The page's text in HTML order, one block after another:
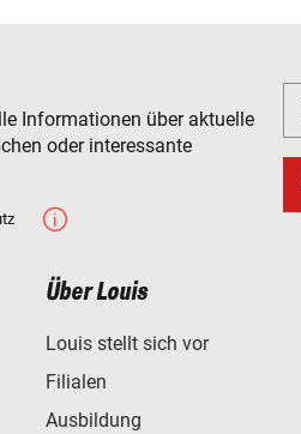
Informationen über aktuelle
oder interessante
Über Louis
Louis stellt sich vor
Filialen
Ausbildung